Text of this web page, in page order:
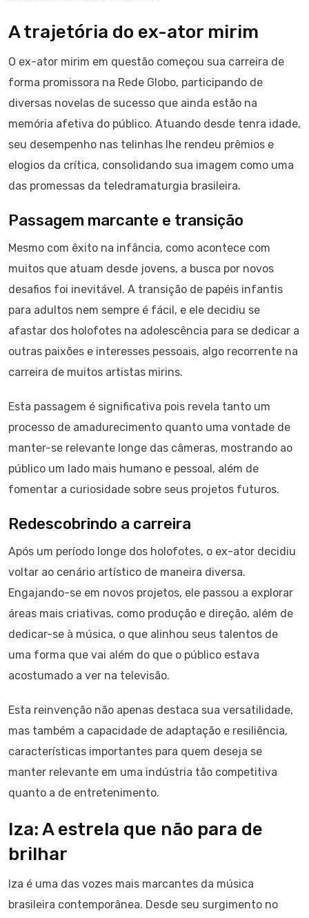
A trajetória do ex-ator mirim
O ex-ator mirim em questão começou sua carreira de
forma promissora na Rede Globo, participando de
diversas novelas de sucesso que ainda estão na
memória afetiva do público. Atuando desde tenra idade,
seu desempenho nas telinhas lhe rendeu prêmios e
elogios da crítica, consolidando sua imagem como uma
das promessas da teledramaturgia brasileira.
Passagem marcante e transição
Mesmo com êxito na infância, como acontece com
muitos que atuam desde jovens, a busca por novos
desafios foi inevitável. A transição de papéis infantis
para adultos nem sempre é fácil, e ele decidiu se
afastar dos holofotes na adolescência para se dedicar a
outras paixões e interesses pessoais, algo recorrente na
carreira de muitos artistas mirins.
Esta passagem é significativa pois revela tanto um
processo de amadurecimento quanto uma vontade de
manter-se relevante longe das câmeras, mostrando ao
público um lado mais humano e pessoal, além de
fomentar a curiosidade sobre seus projetos futuros.
Redescobrindo a carreira
Após um período longe dos holofotes, o ex-ator decidiu
voltar ao cenário artístico de maneira diversa.
Engajando-se em novos projetos, ele passou a explorar
áreas mais criativas, como produção e direção, além de
dedicar-se à música, o que alinhou seus talentos de
uma forma que vai além do que o público estava
acostumado a ver na televisão.
Esta reinvenção não apenas destaca sua versatilidade,
mas também a capacidade de adaptação e resiliência,
características importantes para quem deseja se
manter relevante em uma indústria tão competitiva
quanto a de entretenimento.
Iza: A estrela que não para de
brilhar
Iza é uma das vozes mais marcantes da música
brasileira contemporânea. Desde seu surgimento no